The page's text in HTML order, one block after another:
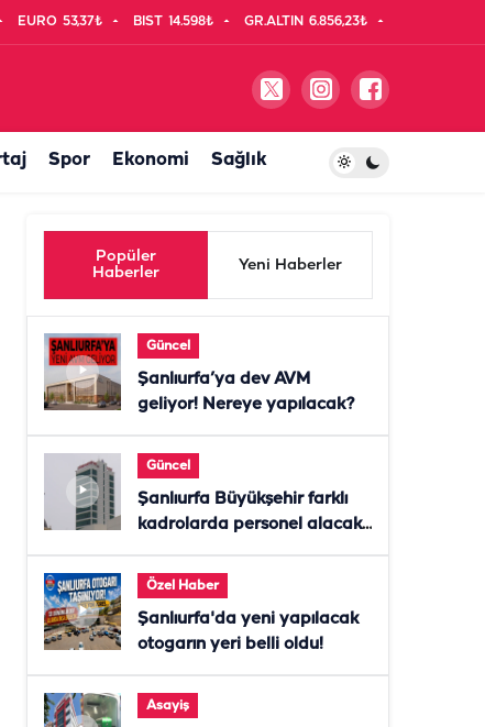
EURO 53,37₺ BIST 14.598₺ GR.ALTIN 6.856,23₺
Spor Ekonomi Sağlık
Popüler
Haberler
Yeni Haberler
Güncel
Şanlıurfa’ya dev AVM
geliyor! Nereye yapılacak?
Güncel
Şanlıurfa Büyükşehir farklı
kadrolarda personel alacak!
Özel Haber
Şanlıurfa'da yeni yapılacak
otogarın yeri belli oldu!
Asayiş